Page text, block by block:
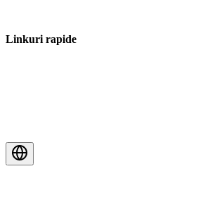
Linkuri rapide